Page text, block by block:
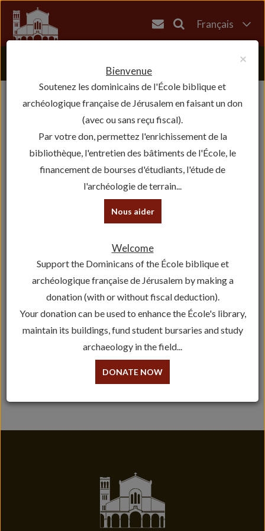
Français
עברית
Fermeture de la bibliothèque
La bibliothèque du couvent et de l’École Biblique et
Archéologique Française est fermée :
23-27 décembre 2016
31 décembre 2016 – 2 janvier 2017
L’équipe de la bibliothèque vous souhaite Joyeux Noël et
×
Bienvenue
Soutenez les dominicains de l'École biblique et
archéologique française de Jérusalem en faisant un don
(avec ou sans reçu fiscal).
Par votre don, permettez l'enrichissement de la
bibliothèque, l'entretien des bâtiments de l'École, le
financement de bourses d'étudiants, l'étude de
l'archéologie de terrain...
Nous aider
Welcome
Support the Dominicans of the École biblique et
archéologique française de Jérusalem by making a
donation (with or without fiscal deduction).
Your donation can be used to enhance the École's library,
maintain its buildings, fund student bursaries and study
archaeology in the field...
DONATE NOW